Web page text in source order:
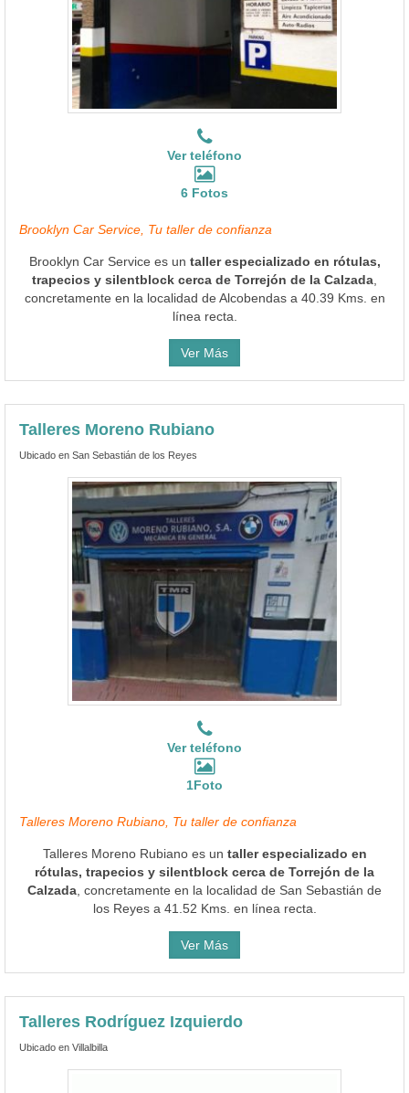
Ver teléfono
6 Fotos
Brooklyn Car Service, Tu taller de confianza
Brooklyn Car Service es un taller especializado en rótulas,
trapecios y silentblock cerca de Torrejón de la Calzada
concretamente en la localidad de Alcobendas a 40.39 Kms. en
línea recta.
Ver Más
Talleres Moreno Rubiano
Ubicado en San Sebastián de los Reyes
Ver teléfono
1Foto
Talleres Moreno Rubiano, Tu taller de confianza
Talleres Moreno Rubiano es un taller especializado en
rótulas, trapecios y silentblock cerca de Torrejón de la
Calzada , concretamente en la localidad de San Sebastián de
los Reyes a 41.52 Kms. en línea recta.
Ver Más
Talleres Rodríguez Izquierdo
Ubicado en Villalbilla